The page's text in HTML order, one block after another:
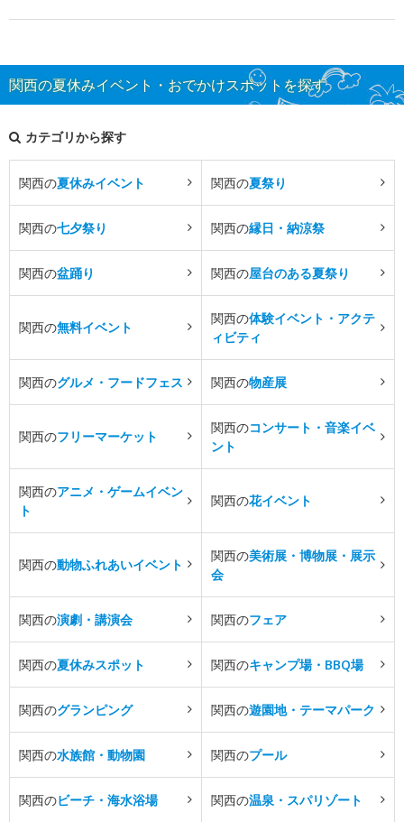
関西の夏休みイベント・おでかけスポットを探す
カテゴリから探す
関西の夏休みイベント 関西の夏祭り
関西の七夕祭り 関西の縁日・納涼祭
関西の盆踊り 関西の屋台のある夏祭り
関西の無料イベント
関西の体験イベント・アクテ
ィビティ
関西のグルメ・フードフェス 関西の物産展
関西のフリーマーケット
関西のコンサート・音楽イベ
ント
関西のアニメ・ゲームイベン
ト
関西の花イベント
関西の動物ふれあいイベント
関西の美術展・博物展・展示
会
関西の演劇・講演会 関西のフェア
関西の夏休みスポット 関西のキャンプ場・BBQ場
関西のグランピング 関西の遊園地・テーマパーク
関西の水族館・動物園 関西のプール
関西のビーチ・海水浴場 関西の温泉・スパリゾート